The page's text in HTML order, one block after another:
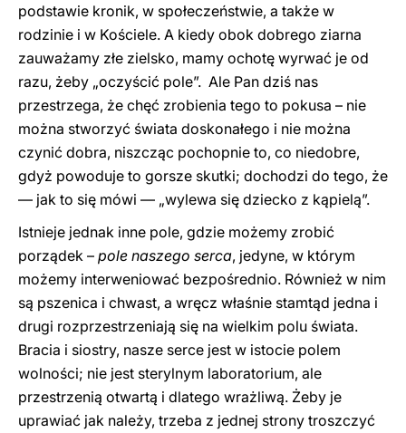
podstawie kronik, w społeczeństwie, a także w
rodzinie i w Kościele. A kiedy obok dobrego ziarna
zauważamy złe zielsko, mamy ochotę wyrwać je od
razu, żeby „oczyścić pole”. Ale Pan dziś nas
przestrzega, że chęć zrobienia tego to pokusa – nie
można stworzyć świata doskonałego i nie można
czynić dobra, niszcząc pochopnie to, co niedobre,
gdyż powoduje to gorsze skutki; dochodzi do tego, że
— jak to się mówi — „wylewa się dziecko z kąpielą”.
Istnieje jednak inne pole, gdzie możemy zrobić
porządek – pole naszego serca, jedyne, w którym
możemy interweniować bezpośrednio. Również w nim
są pszenica i chwast, a wręcz właśnie stamtąd jedna i
drugi rozprzestrzeniają się na wielkim polu świata.
Bracia i siostry, nasze serce jest w istocie polem
wolności; nie jest sterylnym laboratorium, ale
przestrzenią otwartą i dlatego wrażliwą. Żeby je
uprawiać jak należy, trzeba z jednej strony troszczyć